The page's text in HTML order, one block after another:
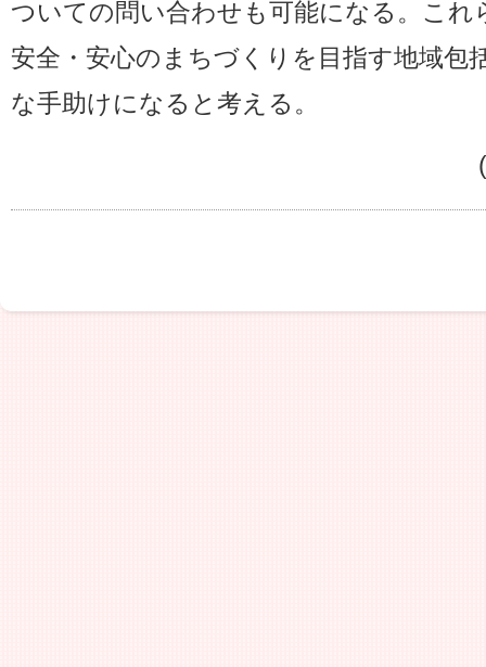
ついての問い合わせも可能になる。これ
安全・安心のまちづくりを目指す地域包
な手助けになると考える。